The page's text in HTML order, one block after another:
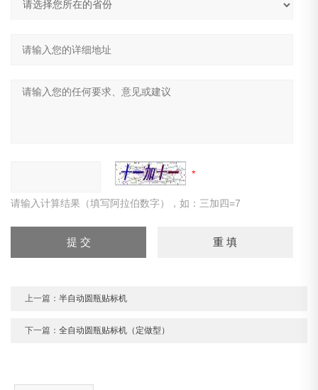
请输入计算结果（填写阿拉伯数字），如：三加四=7
上一篇：半自动圆瓶贴标机
下一篇：全自动圆瓶贴标机（定做型）